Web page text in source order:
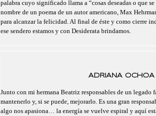
palabra cuyo significado llama a “cosas deseadas o que
nombre de un poema de un autor americano, Max
para alcanzar la felicidad. Al final de éste y como cierre
ese sendero estamos y con Desiderata brindamos.
ADRIANA OCHOA
Junto con mi hermana Beatriz responsables de un legado
mantenerlo y, si se puede, mejorarlo. Es una gran
algo nos apasiona… la energía se vuelve espiral y aquí